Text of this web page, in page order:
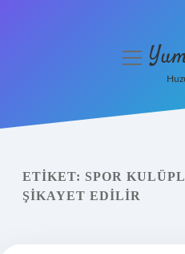
Yasal Uyarı
menüyü
ETIKET: SPOR
ŞIKAYET EDILIR